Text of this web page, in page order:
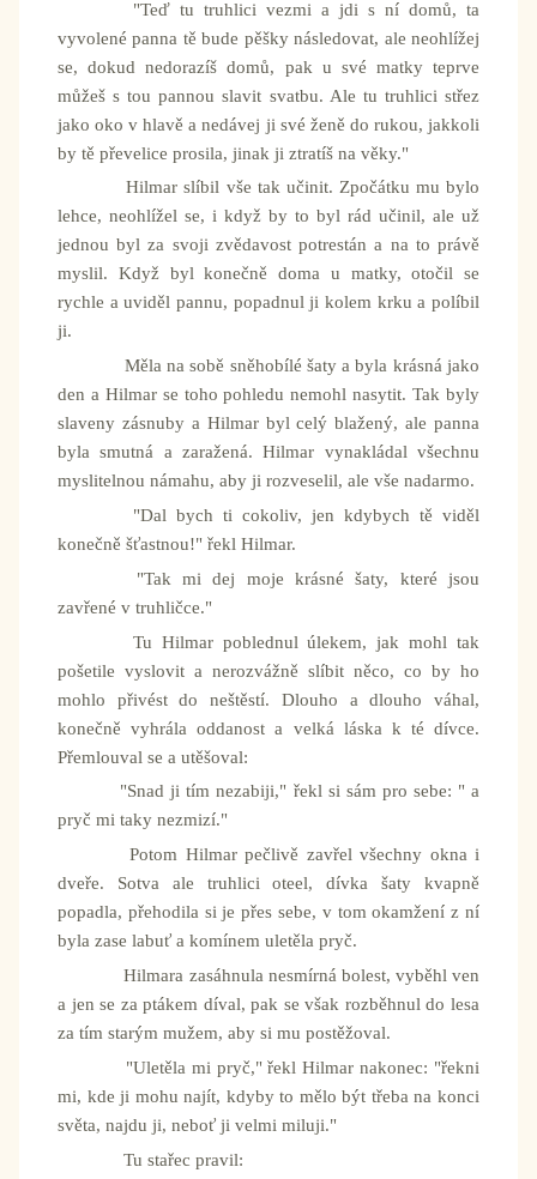
"Teď tu truhlici vezmi a jdi s ní domů, ta
vyvolené panna tě bude pěšky následovat, ale neohlížej
se, dokud nedorazíš domů, pak u své matky teprve
můžeš s tou pannou slavit svatbu. Ale tu truhlici střez
jako oko v hlavě a nedávej ji své ženě do rukou, jakkoli
by tě převelice prosila, jinak ji ztratíš na věky."
Hilmar slíbil vše tak učinit. Zpočátku mu bylo
lehce, neohlížel se, i když by to byl rád učinil, ale už
jednou byl za svoji zvědavost potrestán a na to právě
myslil. Když byl konečně doma u matky, otočil se
rychle a uviděl pannu, popadnul ji kolem krku a políbil
ji.
Měla na sobě sněhobílé šaty a byla krásná jako
den a Hilmar se toho pohledu nemohl nasytit. Tak byly
slaveny zásnuby a Hilmar byl celý blažený, ale panna
byla smutná a zaražená. Hilmar vynakládal všechnu
myslitelnou námahu, aby ji rozveselil, ale vše nadarmo.
"Dal bych ti cokoliv, jen kdybych tě viděl
konečně šťastnou!" řekl Hilmar.
"Tak mi dej moje krásné šaty, které jsou
zavřené v truhličce."
Tu Hilmar poblednul úlekem, jak mohl tak
pošetile vyslovit a nerozvážně slíbit něco, co by ho
mohlo přivést do neštěstí. Dlouho a dlouho váhal,
konečně vyhrála oddanost a velká láska k té dívce.
Přemlouval se a utěšoval:
"Snad ji tím nezabiji," řekl si sám pro sebe: " a
pryč mi taky nezmizí."
Potom Hilmar pečlivě zavřel všechny okna i
dveře. Sotva ale truhlici oteel, dívka šaty kvapně
popadla, přehodila si je přes sebe, v tom okamžení z ní
byla zase labuť a komínem uletěla pryč.
Hilmara zasáhnula nesmírná bolest, vyběhl ven
a jen se za ptákem díval, pak se však rozběhnul do lesa
za tím starým mužem, aby si mu postěžoval.
"Uletěla mi pryč," řekl Hilmar nakonec: "řekni
mi, kde ji mohu najít, kdyby to mělo být třeba na konci
světa, najdu ji, neboť ji velmi miluji."
Tu stařec pravil: